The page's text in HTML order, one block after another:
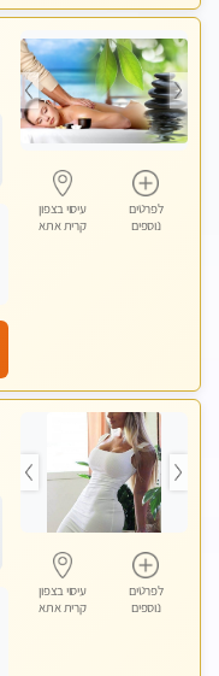
לפרטים
נוספים
עיסוי בצפון
קרית אתא
לפרטים
נוספים
עיסוי בצפון
קרית אתא